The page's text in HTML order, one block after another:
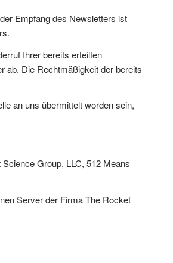
Empfang des Newsletters ist
Ihrer bereits erteilten
ab. Die Rechtmäßigkeit der bereits
an uns übermittelt worden sein,
Group, LLC, 512 Means
Server der Firma The Rocket